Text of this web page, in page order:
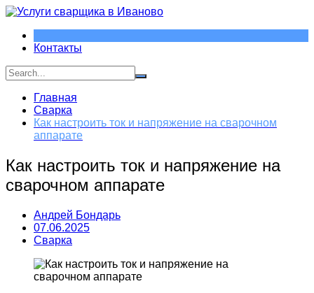
Перейти
содержимому
Контакты
Главная
Сварка
Как настроить ток и напряжение на сварочном
аппарате
Как настроить ток и напряжение на
сварочном аппарате
Андрей Бондарь
07.06.2025
Сварка